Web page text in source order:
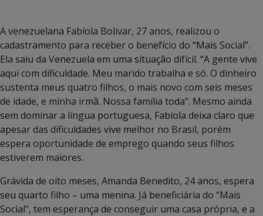
A venezuelana Fabíola Bolivar, 27 anos, realizou o
cadastramento para receber o benefício do “Mais Social”.
Ela saiu da Venezuela em uma situação difícil. “A gente vive
aqui com dificuldade. Meu marido trabalha e só. O dinheiro
sustenta meus quatro filhos, o mais novo com seis meses
de idade, e minha irmã. Nossa família toda”. Mesmo ainda
sem dominar a língua portuguesa, Fabíola deixa claro que
apesar das dificuldades vive melhor no Brasil, porém
espera oportunidade de emprego quando seus filhos
estiverem maiores.
Grávida de oito meses, Amanda Benedito, 24 anos, espera
seu quarto filho – uma menina. Já beneficiária do “Mais
Social”, tem esperança de conseguir uma casa própria, e a